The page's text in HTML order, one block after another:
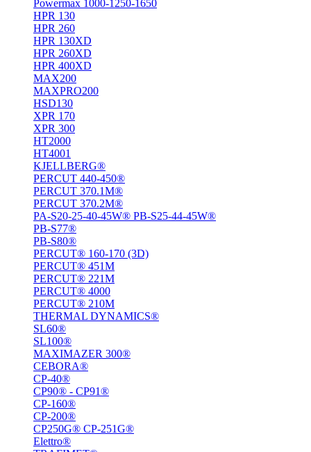
Powermax 1000-1250-1650
HPR 130
HPR 260
HPR 130XD
HPR 260XD
HPR 400XD
MAX200
MAXPRO200
HSD130
XPR 170
XPR 300
HT2000
HT4001
KJELLBERG®
PERCUT 440-450®
PERCUT 370.1M®
PERCUT 370.2M®
PA-S20-25-40-45W® PB-S25-44-45W®
PB-S77®
PB-S80®
PERCUT® 160-170 (3D)
PERCUT® 451M
PERCUT® 221М
PERCUT® 4000
PERCUT® 210M
THERMAL DYNAMICS®
SL60®
SL100®
MAXIMAZER 300®
CEBORA®
CP-40®
CP90® - СP91®
CP-160®
CP-200®
CP250G® CP-251G®
Elettro®